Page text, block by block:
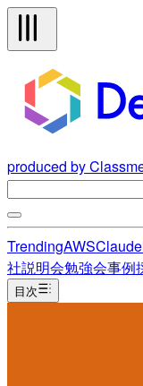
produced by
TrendingAWSClaude
社説明会勉強会事例
目次